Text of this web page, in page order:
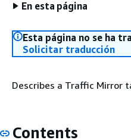
En esta página
Esta página no se ha
Solicitar traducción
Describes a Traffic Mirror
Contents